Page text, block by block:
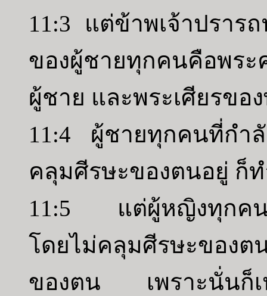
11:3 แต่ข้าพเจ้าปราร
ของผู้ชายทุกคนคือพร
ผู้ชาย และพระเศียรขอ
11:4 ผู้ชายทุกคนที่กำ
คลุมศีรษะของตนอยู่ ก็
11:5 แต่ผู้หญิงทุกคน
โดยไม่คลุมศีรษะขอ
ของตน เพราะนั่นก็เ